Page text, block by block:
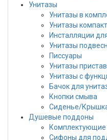
Унитазы
Унитазы в
Унитазы компакт
Инсталляции
Унитазы
Писсуары
Унитазы
Унитазы с
Бачок для
Кнопки смыва
Сиденье/
Душевые поддоны
Сифоны для